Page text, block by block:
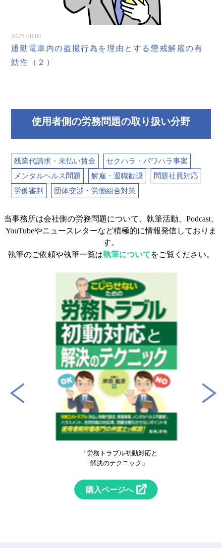
2026.08.05
通勤電車内の盗撮行為を理由とする懲戒解雇の有
効性（２）
使用者側の労務問題の取り扱い分野
残業代請求・未払い賃金
セクハラ・パワハラ事案
メンタルヘルス問題
解雇・退職勧奨
問題社員対応
労働審判
団体交渉・労働組合対策
当事務所は会社側の労務問題について、執筆活動、Podcast、
YouTubeやニュースレターなど積極的に情報発信しておりま
す。
執筆のご依頼や執筆一覧は執筆についてをご覧ください。
「労務トラブル初動対応と
解決のテクニック」
購入ページへ